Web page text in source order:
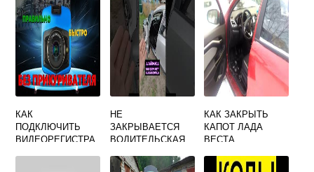
КАК
ПОДКЛЮЧИТЬ
ВИДЕОРЕГИСТРА
НЕ
ЗАКРЫВАЕТСЯ
ВОДИТЕЛЬСКАЯ
ВЕСТА
КАК ЗАКРЫТЬ
КАПОТ ЛАДА
ВЕСТА